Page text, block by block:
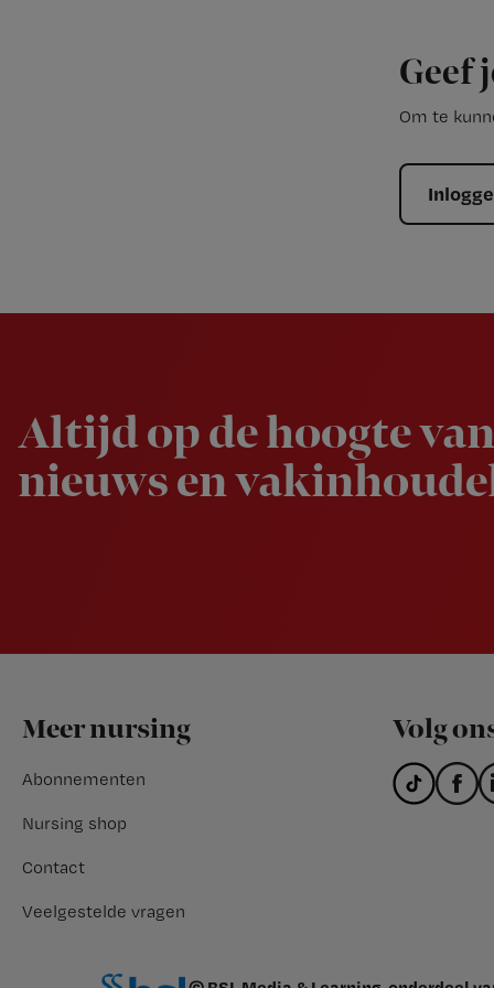
Geef
Om te
Altijd op de hoogte
nieuws en
Footer
Meer nursing
Abonnementen
Nursing shop
Contact
Veelgestelde vragen
Volg